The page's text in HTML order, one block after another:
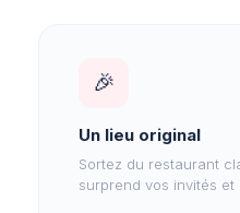
🎉
Un lieu original
Sortez du restaurant
surprend vos invités